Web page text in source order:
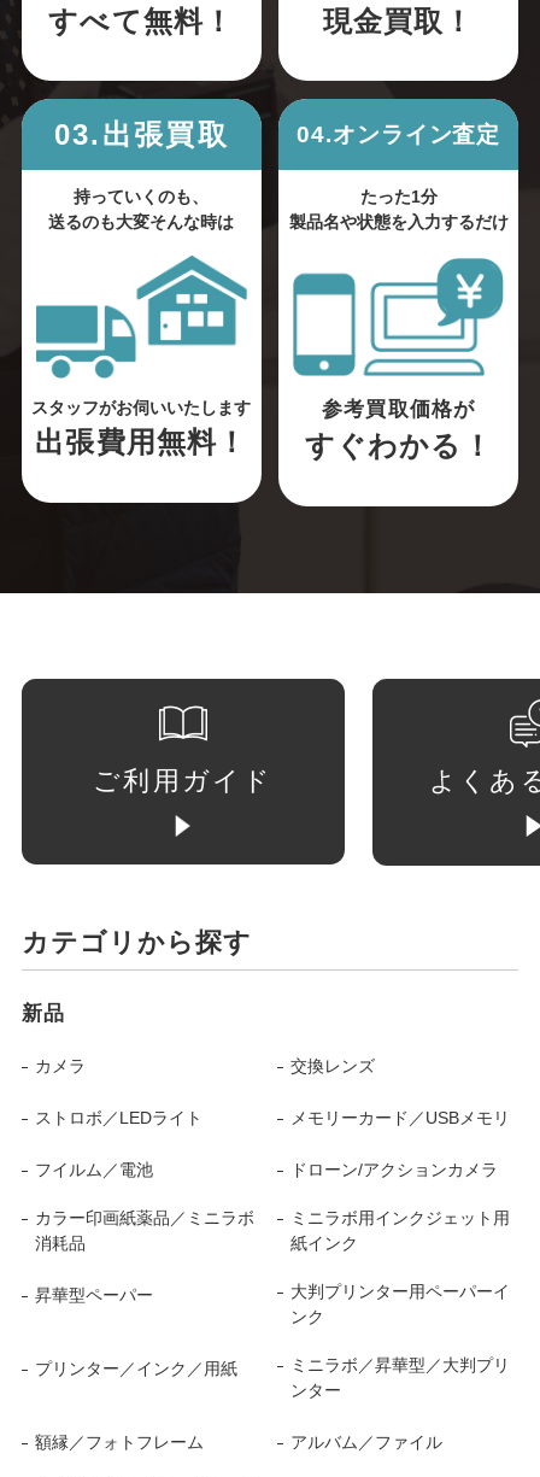
すべて無料！ 現金買取！
03.出張買取
持っていくのも、
送るのも大変そんな時は
スタッフがお伺いいたします
出張費用無料！
04.オンライン査定
たった1分
製品名や状態を入力するだけ
参考買取価格が
すぐわかる！
ご利用ガイド よくあ
カテゴリから探す
新品
カメラ 交換レンズ
ストロボ／LEDライト メモリーカード／USBメモリ
フイルム／電池 ドローン/アクションカメラ
カラー印画紙薬品／ミニラボ
消耗品
ミニラボ用インクジェット用
紙インク
昇華型ペーパー
大判プリンター用ペーパーイ
ンク
プリンター／インク／用紙
ミニラボ／昇華型／大判プリ
ンター
額縁／フォトフレーム アルバム／ファイル